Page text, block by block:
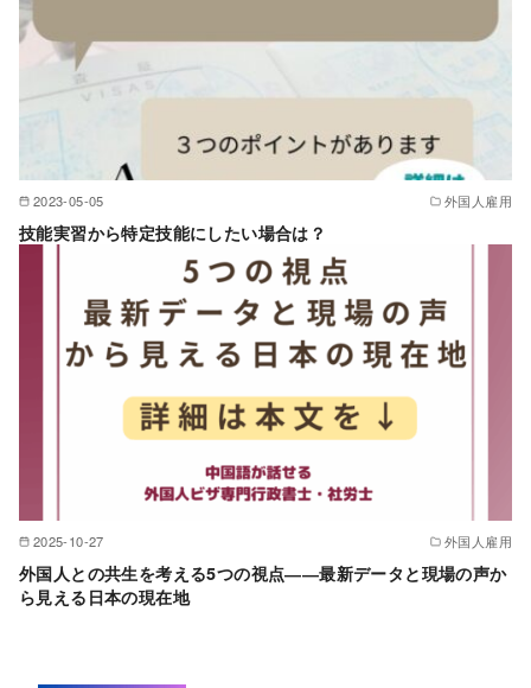
2023-05-05 外国人雇用
技能実習から特定技能にしたい場合は？
2025-10-27 外国人雇用
外国人との共生を考える5つの視点――最新データと現場の声か
ら見える日本の現在地